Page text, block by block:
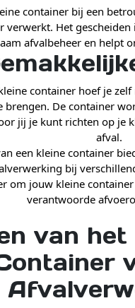
container bij een
Het
afvalbeheer en helpt
container hoef je
brengen. De container
jij je kunt richten op je
afval.
een kleine container
bij
om jouw kleine
verantwoorde
van